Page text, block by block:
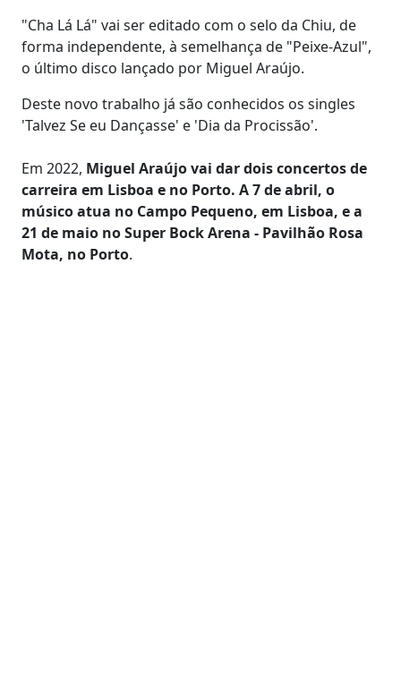
"Cha Lá Lá" vai ser editado com o selo da Chiu, de
forma independente, à semelhança de "Peixe-Azul",
o último disco lançado por Miguel Araújo.
Deste novo trabalho já são conhecidos os singles
'Talvez Se eu Dançasse' e 'Dia da Procissão'.
Em 2022, Miguel Araújo vai dar dois concertos de
carreira em Lisboa e no Porto. A 7 de abril, o
músico atua no Campo Pequeno, em Lisboa, e a
21 de maio no Super Bock Arena - Pavilhão Rosa
Mota, no Porto.